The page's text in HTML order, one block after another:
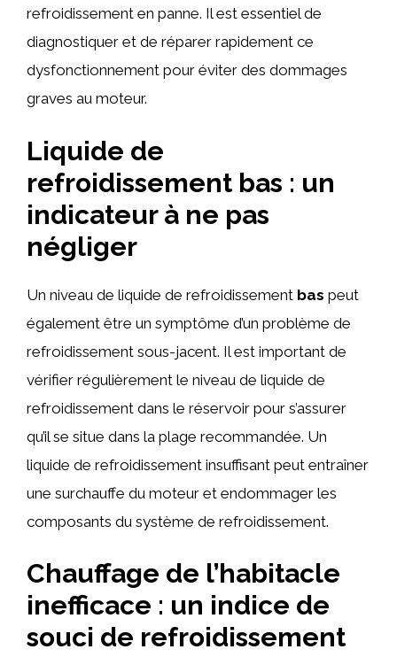
refroidissement en panne. Il est essentiel de
diagnostiquer et de réparer rapidement ce
dysfonctionnement pour éviter des dommages
graves au moteur.
Liquide de
refroidissement bas : un
indicateur à ne pas
négliger
Un niveau de liquide de refroidissement bas peut
également être un symptôme d’un problème de
refroidissement sous-jacent. Il est important de
vérifier régulièrement le niveau de liquide de
refroidissement dans le réservoir pour s’assurer
qu’il se situe dans la plage recommandée. Un
liquide de refroidissement insuffisant peut entraîner
une surchauffe du moteur et endommager les
composants du système de refroidissement.
Chauffage de l’habitacle
inefficace : un indice de
souci de refroidissement